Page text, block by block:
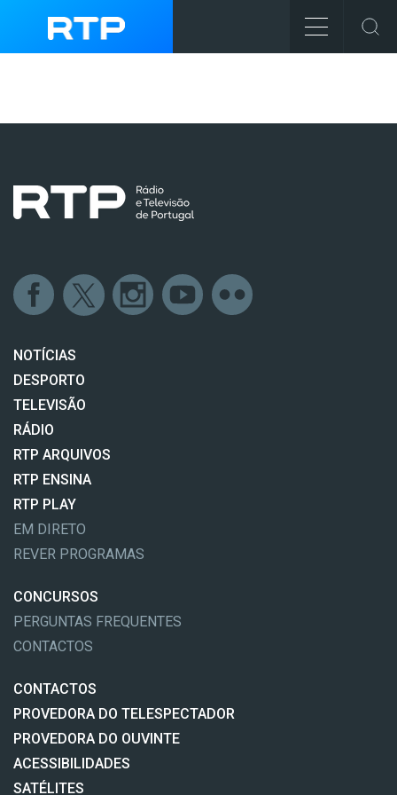
NOTÍCIAS
DESPORTO
TELEVISÃO
RÁDIO
RTP ARQUIVOS
RTP ENSINA
RTP PLAY
EM DIRETO
REVER PROGRAMAS
CONCURSOS
PERGUNTAS FREQUENTES
CONTACTOS
CONTACTOS
PROVEDORA DO TELESPECTADOR
PROVEDORA DO OUVINTE
ACESSIBILIDADES
SATÉLITES